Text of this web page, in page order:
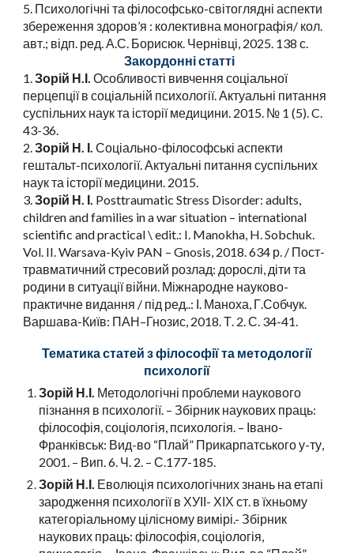
5. Психологічні та філософсько-світоглядні аспекти
збереження здоров’я : колективна монографія/ кол.
авт.; відп. ред. А.С. Борисюк. Чернівці, 2025. 138 с.
Закордонні статті
1.Зорій Н.І. Особливості вивчення соціальної
перцепції в соціальній психології. Актуальні питання
суспільних наук та історії медицини. 2015. № 1 (5). C.
43-36.
2.Зорій Н. І. Соціально-філософські аспекти
гештальт-психології. Актуальні питання суспільних
наук та історії медицини. 2015.
3.Зорій Н. І. Posttraumatic Stress Disorder: adults,
children and families in a war situation – international
scientific and practical \ edit.: I. Manokha, H. Sobchuk.
Vol. II. Warsava-Kyiv PAN – Gnosis, 2018. 634 р. / Пост-
травматичний стресовий розлад: дорослі, діти та
родини в ситуації війни. Міжнародне науково-
практичне видання / під ред..: І. Маноха, Г.Собчук.
Варшава-Київ: ПАН–Гнозис, 2018. Т. 2. С. 34-41.
Тематика статей з філософії та методології
психології
Зорій Н.І. Методологічні проблеми наукового
пізнання в психології. – Збірник наукових праць:
філософія, соціологія, психологія. – Івано-
Франківськ: Вид-во “Плай” Прикарпатського у-ту,
2001. – Вип. 6. Ч. 2. – С.177-185.
Зорій Н.І. Еволюція психологічних знань на етапі
зародження психології в ХУІІ- ХІХ ст. в їхньому
категоріальному цілісному вимірі.- Збірник
наукових праць: філософія, соціологія,